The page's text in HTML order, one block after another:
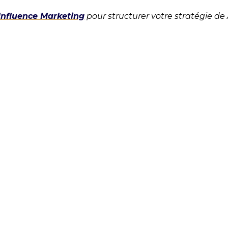
Marketingpour structurer votre stratégie de